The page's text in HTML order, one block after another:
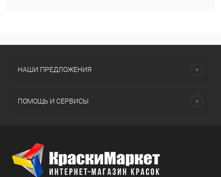
НАШИ ПРЕДЛОЖЕНИЯ
ПОМОЩЬ И СЕРВИСЫ